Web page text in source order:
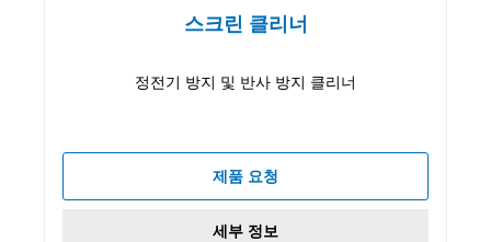
스크린 클리너
정전기 방지 및 반사 방지 클리너
제품 요청
세부 정보